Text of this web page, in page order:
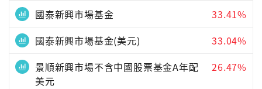
國泰新興市場基金
33.41%
國泰新興市場基金(美元)
33.04%
景順新興市場不含中國股票基金A年配
美元
26.47%